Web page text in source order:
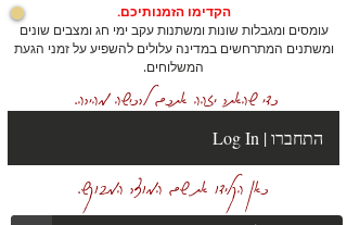
הקדימו הזמנותיכם.
עומסים ומגבלות שונות ומשתנות עקב ימי חג ומצבים שונים
ומשתנים המתרחשים במדינה עלולים להשפיע על זמני הגעת
המשלוחים.
כדי שהאתר יזהה אתכם לרכישה מהירה.
Log In | התחברו
כאן הקלידו את שם המוצר המבוקש.